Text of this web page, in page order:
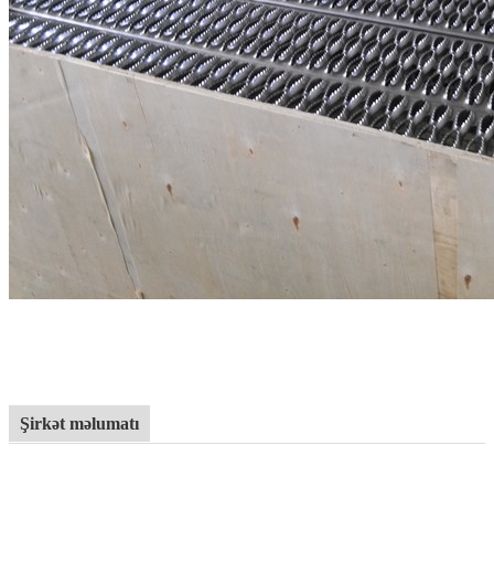
Şirkət məlumatı